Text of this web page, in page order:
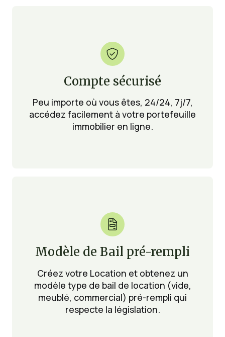

Compte sécurisé
Peu importe où vous êtes, 24/24, 7j/7,
accédez facilement à votre portefeuille
immobilier en ligne.

Modèle de Bail pré-rempli
Créez votre Location et obtenez un
modèle type de bail de location (vide,
meublé, commercial) pré-rempli qui
respecte la législation.